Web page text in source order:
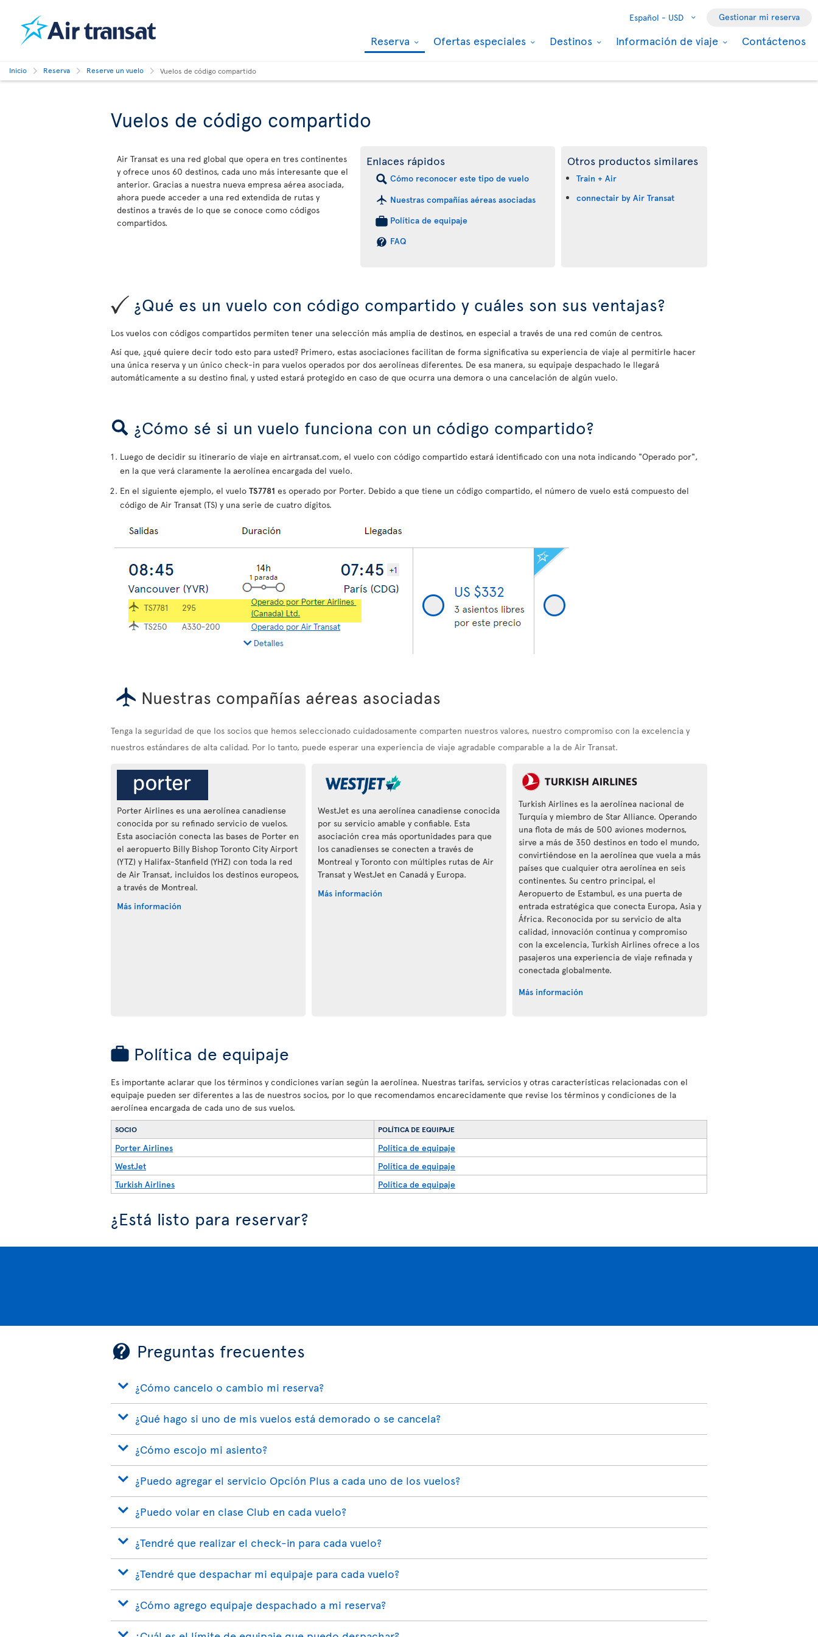
Español - USD Gestionar mi reserva
Reserva Ofertas especiales Destinos Información de viaje Contáctenos
Inicio Reserva Reserve un vuelo Vuelos de código compartido
Vuelos de código compartido
Air Transat es una red global que opera en tres continentes
y ofrece unos 60 destinos, cada uno más interesante que el
anterior. Gracias a nuestra nueva empresa aérea asociada,
ahora puede acceder a una red extendida de rutas y
destinos a través de lo que se conoce como códigos
compartidos.
Enlaces rápidos
Cómo reconocer este tipo de vuelo
Nuestras compañías aéreas asociadas
Política de equipaje
FAQ
Otros productos similares
Train + Air
connectair by Air Transat
¿Qué es un vuelo con código compartido y cuáles son sus ventajas?
Los vuelos con códigos compartidos permiten tener una selección más amplia de destinos, en especial a través de una red común de centros.
Así que, ¿qué quiere decir todo esto para usted? Primero, estas asociaciones facilitan de forma significativa su experiencia de viaje al permitirle hacer
una única reserva y un único check-in para vuelos operados por dos aerolíneas diferentes. De esa manera, su equipaje despachado le llegará
automáticamente a su destino final, y usted estará protegido en caso de que ocurra una demora o una cancelación de algún vuelo.
¿Cómo sé si un vuelo funciona con un código compartido?
Luego de decidir su itinerario de viaje en airtransat.com, el vuelo con código compartido estará identificado con una nota indicando "Operado por",
en la que verá claramente la aerolínea encargada del vuelo.
En el siguiente ejemplo, el vuelo TS7781 es operado por Porter. Debido a que tiene un código compartido, el número de vuelo está compuesto del
código de Air Transat (TS) y una serie de cuatro dígitos.
Nuestras compañías aéreas asociadas
Tenga la seguridad de que los socios que hemos seleccionado cuidadosamente comparten nuestros valores, nuestro compromiso con la excelencia y
nuestros estándares de alta calidad. Por lo tanto, puede esperar una experiencia de viaje agradable comparable a la de Air Transat.
Porter Airlines es una aerolínea canadiense
conocida por su refinado servicio de vuelos.
Esta asociación conecta las bases de Porter en
el aeropuerto Billy Bishop Toronto City Airport
(YTZ) y Halifax-Stanfield (YHZ) con toda la red
de Air Transat, incluidos los destinos europeos,
a través de Montreal.
Más información
WestJet es una aerolínea canadiense conocida
por su servicio amable y confiable. Esta
asociación crea más oportunidades para que
los canadienses se conecten a través de
Montreal y Toronto con múltiples rutas de Air
Transat y WestJet en Canadá y Europa.
Más información
Turkish Airlines es la aerolínea nacional de
Turquía y miembro de Star Alliance. Operando
una flota de más de 500 aviones modernos,
sirve a más de 350 destinos en todo el mundo,
convirtiéndose en la aerolínea que vuela a más
países que cualquier otra aerolínea en seis
continentes. Su centro principal, el
Aeropuerto de Estambul, es una puerta de
entrada estratégica que conecta Europa, Asia y
África. Reconocida por su servicio de alta
calidad, innovación continua y compromiso
con la excelencia, Turkish Airlines ofrece a los
pasajeros una experiencia de viaje refinada y
conectada globalmente.
Más información
Política de equipaje
Es importante aclarar que los términos y condiciones varían según la aerolínea. Nuestras tarifas, servicios y otras características relacionadas con el
equipaje pueden ser diferentes a las de nuestros socios, por lo que recomendamos encarecidamente que revise los términos y condiciones de la
aerolínea encargada de cada uno de sus vuelos.
SOCIO POLÍTICA DE EQUIPAJE
Porter Airlines
Política de equipaje
WestJet
Política de equipaje
Turkish Airlines
Política de equipaje
¿Está listo para reservar?
Preguntas frecuentes
¿Cómo cancelo o cambio mi reserva?
¿Qué hago si uno de mis vuelos está demorado o se cancela?
¿Cómo escojo mi asiento?
¿Puedo agregar el servicio Opción Plus a cada uno de los vuelos?
¿Puedo volar en clase Club en cada vuelo?
¿Tendré que realizar el check-in para cada vuelo?
¿Tendré que despachar mi equipaje para cada vuelo?
¿Cómo agrego equipaje despachado a mi reserva?